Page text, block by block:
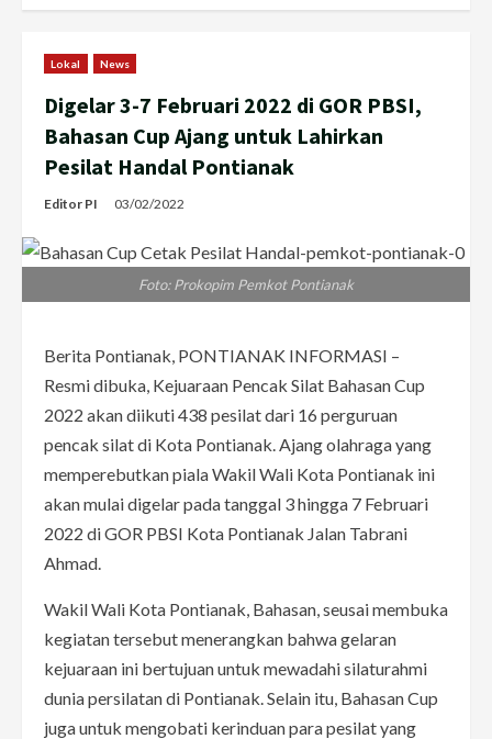
Lokal News
Digelar 3-7 Februari 2022 di GOR PBSI,
Bahasan Cup Ajang untuk Lahirkan
Pesilat Handal Pontianak
Editor PI 03/02/2022
Foto: Prokopim Pemkot Pontianak
Berita Pontianak, PONTIANAK INFORMASI –
Resmi dibuka, Kejuaraan Pencak Silat Bahasan Cup
2022 akan diikuti 438 pesilat dari 16 perguruan
pencak silat di Kota Pontianak. Ajang olahraga yang
memperebutkan piala Wakil Wali Kota Pontianak ini
akan mulai digelar pada tanggal 3 hingga 7 Februari
2022 di GOR PBSI Kota Pontianak Jalan Tabrani
Ahmad.
Wakil Wali Kota Pontianak, Bahasan, seusai membuka
kegiatan tersebut menerangkan bahwa gelaran
kejuaraan ini bertujuan untuk mewadahi silaturahmi
dunia persilatan di Pontianak. Selain itu, Bahasan Cup
juga untuk mengobati kerinduan para pesilat yang